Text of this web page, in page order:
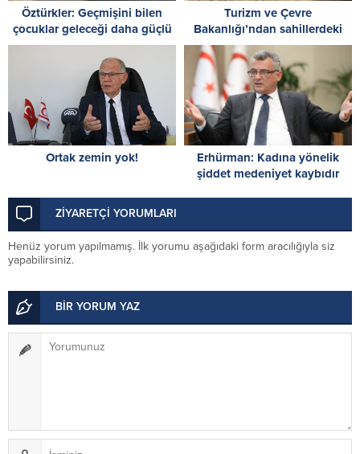
Öztürkler: Geçmişini bilen
çocuklar geleceği daha güçlü
inşa eder
Turizm ve Çevre
Bakanlığı’ndan sahillerdeki
kirliliğe tepki: Sahillerde,
utandıran manzaralar!
Ortak zemin yok!
Erhürman: Kadına yönelik
şiddet medeniyet kaybıdır
ZİYARETÇİ YORUMLARI
Henüz yorum yapılmamış. İlk yorumu aşağıdaki form aracılığıyla siz
yapabilirsiniz.
BİR YORUM YAZ